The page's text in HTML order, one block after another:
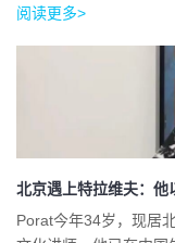
阅读更多>
北京遇上特拉维夫：他
Porat今年34岁，现居